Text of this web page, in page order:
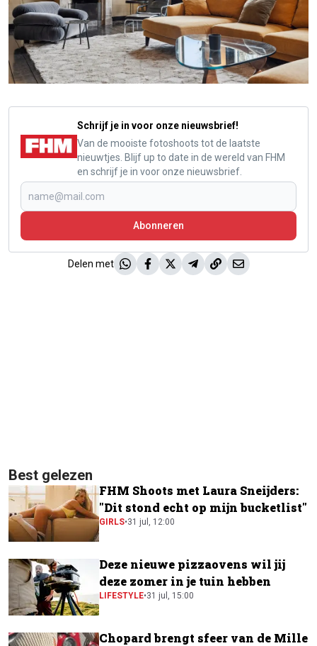
Schrijf je in voor onze nieuwsbrief!
Van de mooiste fotoshoots tot de laatste
nieuwtjes. Blijf up to date in de wereld van FHM
en schrijf je in voor onze nieuwsbrief.
Abonneren
Delen met
Best gelezen
FHM Shoots met Laura Sneijders:
"Dit stond echt op mijn bucketlist"
GIRLS•31 jul, 12:00
Deze nieuwe pizzaovens wil jij
deze zomer in je tuin hebben
LIFESTYLE•31 jul, 15:00
Chopard brengt sfeer van de Mille